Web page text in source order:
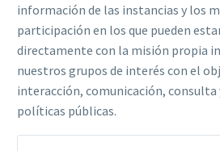
información de las instancias y los
participación en los que pueden
directamente con la misión propia
nuestros grupos de interés con el
interacción, comunicación, consulta
políticas públicas.​​